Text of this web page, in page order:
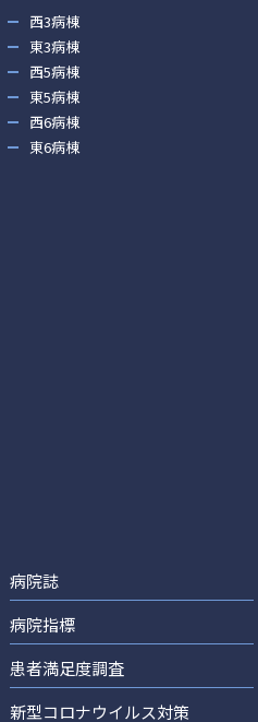
西3病棟
東3病棟
西5病棟
東5病棟
西6病棟
東6病棟
病院誌
病院指標
患者満足度調査
新型コロナウイルス対策